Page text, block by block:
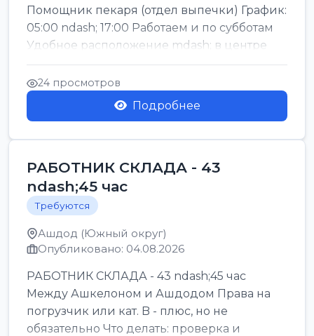
Помощник пекаря (отдел выпечки) График:
05:00 ndash; 17:00 Работаем и по субботам
Удобное расположение mdash; в центре
го...
24 просмотров
Подробнее
РАБОТНИК СКЛАДА - 43
ndash;45 час
Требуются
Ашдод (Южный округ)
Опубликовано: 04.08.2026
РАБОТНИК СКЛАДА - 43 ndash;45 час
Между Ашкелоном и Ашдодом Права на
погрузчик или кат. B - плюс, но не
обязательно Что делать: проверка и